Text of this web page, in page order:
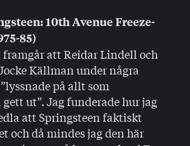
10th Avenue Freeze-
85)
framgår att Reidar Lindell och
Källman under några
på allt som
ut”. Jag funderade hur jag
att Springsteen faktiskt
och då mindes jag den här